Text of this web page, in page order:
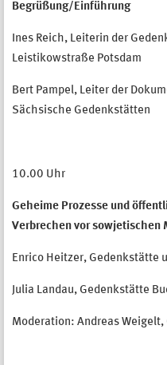
Begrüßung/Einführung
Ines Reich, Leiterin der
Leistikowstraße Potsdam
Bert Pampel, Leiter der
Sächsische Gedenkstätten
10.00 Uhr
Geheime Prozesse und
Verbrechen vor sowjetischen
Enrico Heitzer, Gedenkstätte
Julia Landau, Gedenkstätte
Moderation: Andreas